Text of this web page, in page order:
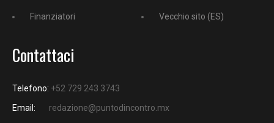
Finanziatori Vecchio sito (ES)
Contattaci
Telefono: +52 729 243 3743
Email:
redazione@puntodincontro.mx